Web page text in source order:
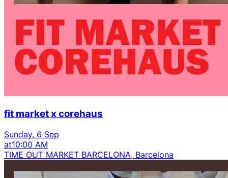
fit market x corehaus
Sunday, 6 Sep
at10:00 AM
TIME OUT MARKET BARCELONA, Barcelona